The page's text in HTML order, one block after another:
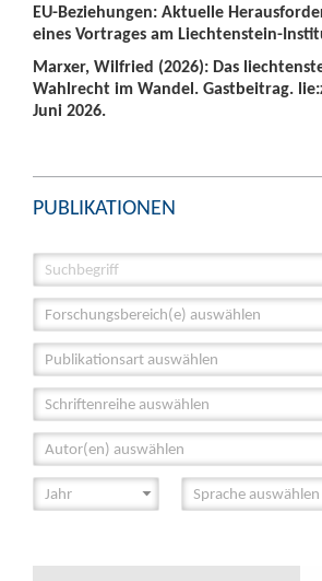
EU-Beziehungen: Aktuelle
eines Vortrages am Liechtenstein-
Marxer, Wilfried (2026): Das
Wahlrecht im Wandel. Gastbeitrag.
Juni 2026.
PUBLIKATIONEN
Forschungsbereich(e) auswählen
Publikationsart auswählen
Schriftenreihe auswählen
Autor(en) auswählen